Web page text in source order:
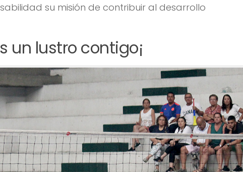
su misión de contribuir al desarrollo
un lustro contigo¡